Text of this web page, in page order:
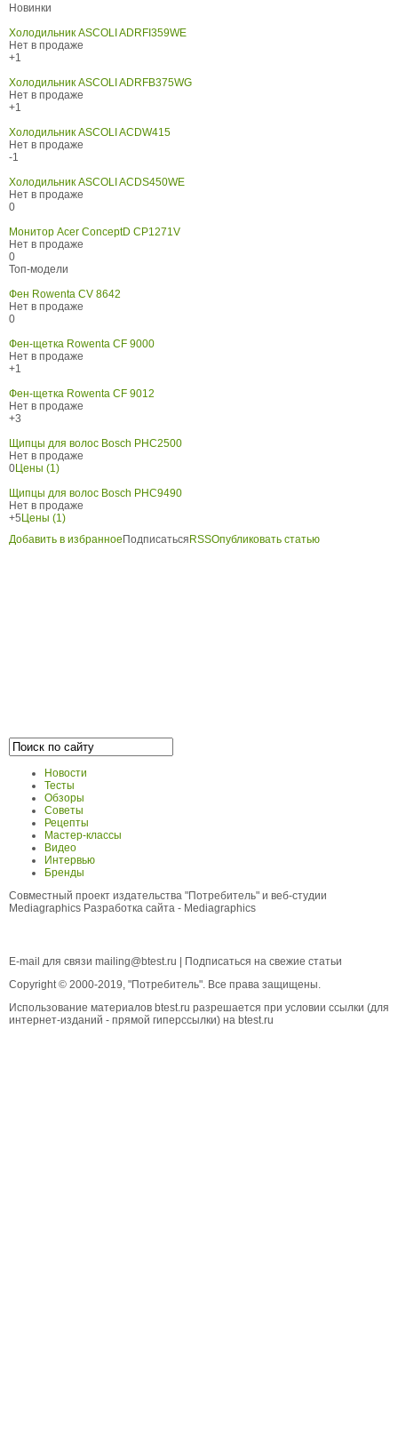
Новинки
Холодильник ASCOLI ADRFI359WE
Нет в продаже
+1
Холодильник ASCOLI ADRFB375WG
Нет в продаже
+1
Холодильник ASCOLI ACDW415
Нет в продаже
-1
Холодильник ASCOLI ACDS450WE
Нет в продаже
0
Монитор Acer ConceptD CP1271V
Нет в продаже
0
Топ-модели
Фен Rowenta CV 8642
Нет в продаже
0
Фен-щетка Rowenta CF 9000
Нет в продаже
+1
Фен-щетка Rowenta CF 9012
Нет в продаже
+3
Щипцы для волос Bosch PHC2500
Нет в продаже
0Цены (1)
Щипцы для волос Bosch PHC9490
Нет в продаже
+5Цены (1)
Добавить в избранноеПодписатьсяRSSОпубликовать статью
Новости
Тесты
Обзоры
Советы
Рецепты
Мастер-классы
Видео
Интервью
Бренды
Совместный проект издательства "Потребитель" и веб-студии
Mediagraphics Разработка сайта - Mediagraphics
E-mail для связи mailing@btest.ru | Подписаться на свежие статьи
Copyright © 2000-2019, "Потребитель". Все права защищены.
Использование материалов btest.ru разрешается при условии ссылки (для
интернет-изданий - прямой гиперссылки) на btest.ru